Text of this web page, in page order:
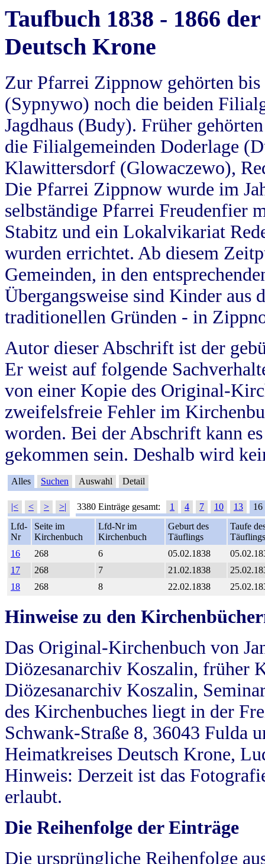
Taufbuch 1838 - 1866
Deutsch Krone
Zur Pfarrei Zippnow gehörten
(Sypnywo) noch die beiden
Jagdhaus (Budy). Früher
die Filialgemeinden Doderlage
Klawittersdorf (Glowaczewo),
Die Pfarrei Zippnow wurde im
selbständige Pfarrei Freudenfier
Stabitz und ein Lokalvikariat
wurden errichtet. Ab diesem
Gemeinden, in den
Übergangsweise sind Kinder aus
traditionellen Gründen - in
Autor dieser Abschrift ist der
Er weist auf folgende
von einer Kopie des Original-
zweifelsfreie Fehler im
worden. Bei der Abschrift kann
gekommen sein. Deshalb wird
Alles Suchen Auswahl Detail
|< < > >| 3380 Einträge gesamt: 1 4 7 10 13
16
Lfd-
Nr
Seite im
Kirchenbuch
Lfd-Nr im
Kirchenbuch
Geburt des
Täuflings
Taufe
Täuflings
16
268 6 05.02.1838
17
268 7 21.02.1838
18
268 8 22.02.1838
Hinweise zu den
Das Original-Kirchenbuch von
Diözesanarchiv Koszalin, früher
Diözesanarchiv Koszalin,
des Kirchenbuches liegt in der
Schwank-Straße 8, 36043 Fulda
Heimatkreises Deutsch Krone,
Hinweis: Derzeit ist das
erlaubt.
Die Reihenfolge der Einträge
Die ursprüngliche Reihenfolge